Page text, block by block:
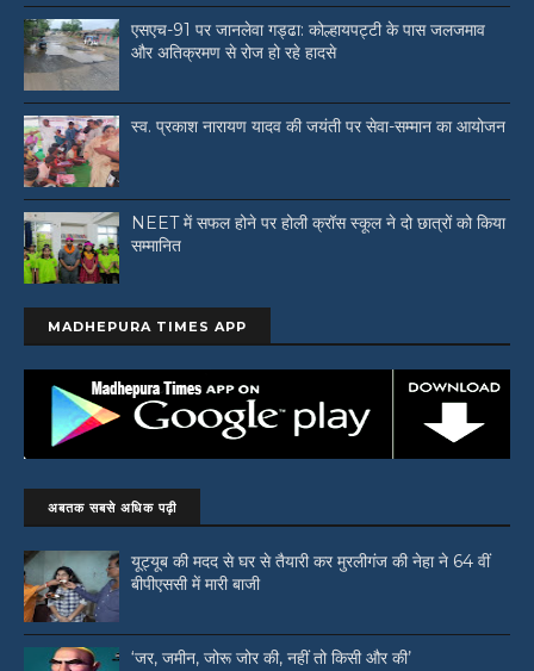
एसएच-91 पर जानलेवा गड्ढा: कोल्हायपट्टी के पास जलजमाव
और अतिक्रमण से रोज हो रहे हादसे
स्व. प्रकाश नारायण यादव की जयंती पर सेवा-सम्मान का आयोजन
NEET में सफल होने पर होली क्रॉस स्कूल ने दो छात्रों को किया
सम्मानित
MADHEPURA TIMES APP
अबतक सबसे अधिक पढ़ी
यूट्यूब की मदद से घर से तैयारी कर मुरलीगंज की नेहा ने 64 वीं
बीपीएससी में मारी बाजी
‘जर, जमीन, जोरू जोर की, नहीं तो किसी और की’